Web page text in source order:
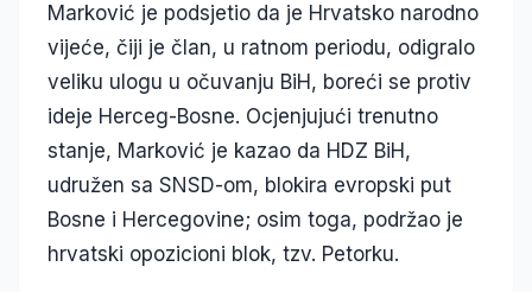
Marković je podsjetio da je Hrvatsko narodno
vijeće, čiji je član, u ratnom periodu, odigralo
veliku ulogu u očuvanju BiH, boreći se protiv
ideje Herceg-Bosne. Ocjenjujući trenutno
stanje, Marković je kazao da HDZ BiH,
udružen sa SNSD-om, blokira evropski put
Bosne i Hercegovine; osim toga, podržao je
hrvatski opozicioni blok, tzv. Petorku.